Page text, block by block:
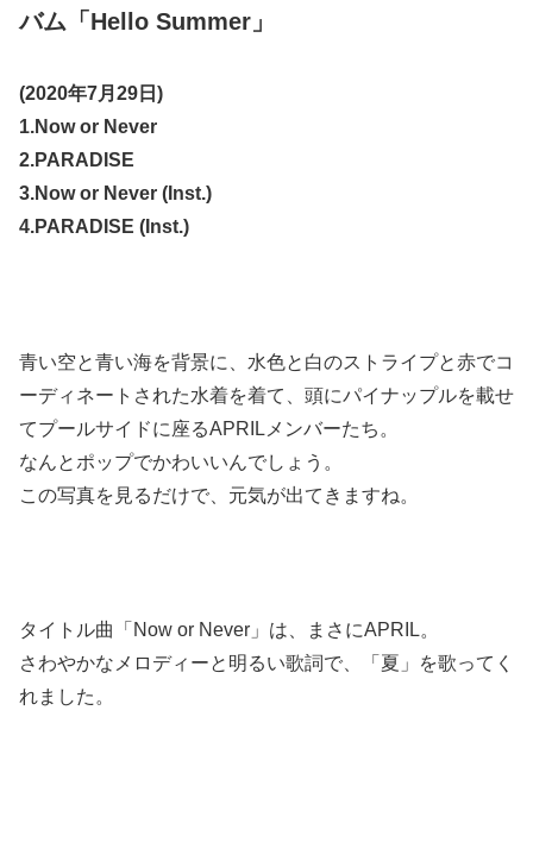
バム「Hello Summer」
(2020年7月29日)
1.Now or Never
2.PARADISE
3.Now or Never (Inst.)
4.PARADISE (Inst.)
青い空と青い海を背景に、水色と白のストライプと赤でコ
ーディネートされた水着を着て、頭にパイナップルを載せ
てプールサイドに座るAPRILメンバーたち。
なんとポップでかわいいんでしょう。
この写真を見るだけで、元気が出てきますね。
タイトル曲「Now or Never」は、まさにAPRIL。
さわやかなメロディーと明るい歌詞で、「夏」を歌ってく
れました。